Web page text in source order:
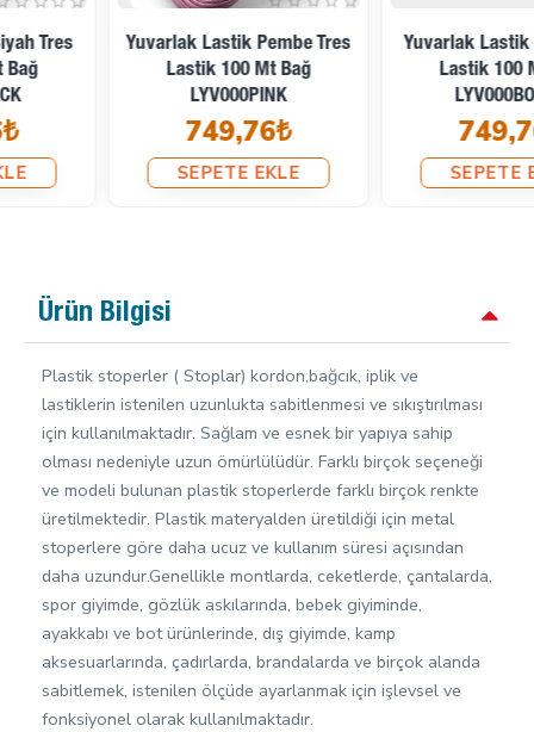
Yuvarlak Lastik Pembe Tres
Lastik 100 Mt Bağ
SEPETE EKLE
Yuvarlak Lastik Bordo Tres
Lastik 100 Mt Bağ
LYV000BORDO
SEPETE EKLE
Ürün Bilgisi
Plastik stoperler ( Stoplar) kordon,bağcık, iplik ve
lastiklerin istenilen uzunlukta sabitlenmesi ve sıkıştırılması
için kullanılmaktadır. Sağlam ve esnek bir yapıya sahip
olması nedeniyle uzun ömürlülüdür. Farklı birçok seçeneği
ve modeli bulunan plastik stoperlerde farklı birçok renkte
üretilmektedir. Plastik materyalden üretildiği için metal
stoperlere göre daha ucuz ve kullanım süresi açısından
daha uzundur.Genellikle montlarda, ceketlerde, çantalarda,
spor giyimde, gözlük askılarında, bebek giyiminde,
ayakkabı ve bot ürünlerinde, dış giyimde, kamp
aksesuarlarında, çadırlarda, brandalarda ve birçok alanda
sabitlemek, istenilen ölçüde ayarlanmak için işlevsel ve
fonksiyonel olarak kullanılmaktadır.